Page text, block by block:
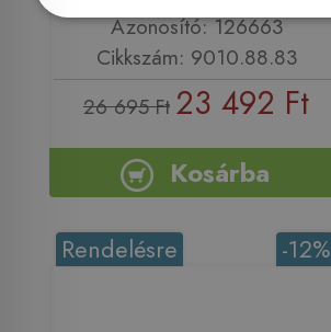
Azonosító: 126663
Cikkszám: 9010.88.83
26 695 Ft 23 492 Ft
Kosárba
-12%
Rendelésre